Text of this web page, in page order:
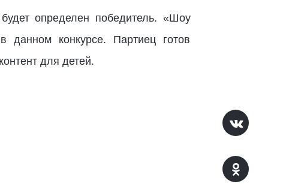
определен победитель. «Шоу
данном конкурсе. Партиец готов
для детей.